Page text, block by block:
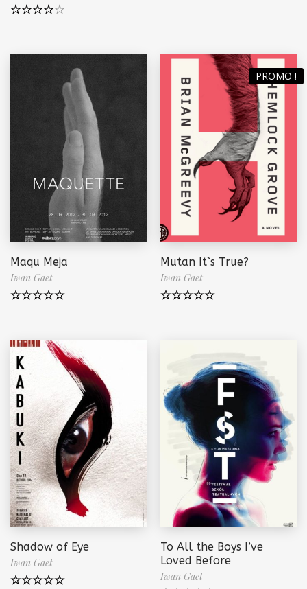
Maqu Meja
Iwan Gaet
PROMO !
Mutan It`s True?
Iwan Gaet
Shadow of Eye
Iwan Gaet
To All the Boys I’ve
Loved Before
Iwan Gaet